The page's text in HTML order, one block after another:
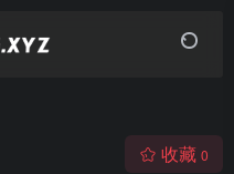
收藏 0